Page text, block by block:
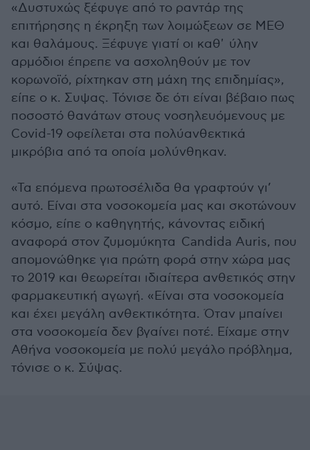
«Δυστυχώς ξέφυγε από το ραντάρ της
επιτήρησης η έκρηξη των λοιμώξεων σε ΜΕΘ
και θαλάμους. Ξέφυγε γιατί οι καθ' ύλην
αρμόδιοι έπρεπε να ασχοληθούν με τον
κορωνοϊό, ρίχτηκαν στη μάχη της επιδημίας»,
είπε ο κ. Συψας. Τόνισε δε ότι είναι βέβαιο πως
ποσοστό θανάτων στους νοσηλευόμενους με
Covid-19 οφείλεται στα πολύανθεκτικά
μικρόβια από τα οποία μολύνθηκαν.
«Τα επόμενα πρωτοσέλιδα θα γραφτούν γι’
αυτό. Είναι στα νοσοκομεία μας και σκοτώνουν
κόσμο, είπε ο καθηγητής, κάνοντας ειδική
αναφορά στον ζυμομύκητα Candida Auris, που
απομονώθηκε για πρώτη φορά στην χώρα μας
το 2019 και θεωρείται ιδιαίτερα ανθετικός στην
φαρμακευτική αγωγή. «Είναι στα νοσοκομεία
και έχει μεγάλη ανθεκτικότητα. Όταν μπαίνει
στα νοσοκομεία δεν βγαίνει ποτέ. Είχαμε στην
Αθήνα νοσοκομεία με πολύ μεγάλο πρόβλημα,
τόνισε ο κ. Σύψας.